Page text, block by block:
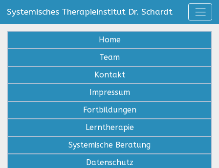
Systemisches Therapieinstitut Dr. Schardt
Home
Team
Kontakt
Impressum
Fortbildungen
Lerntherapie
Systemische Beratung
Datenschutz